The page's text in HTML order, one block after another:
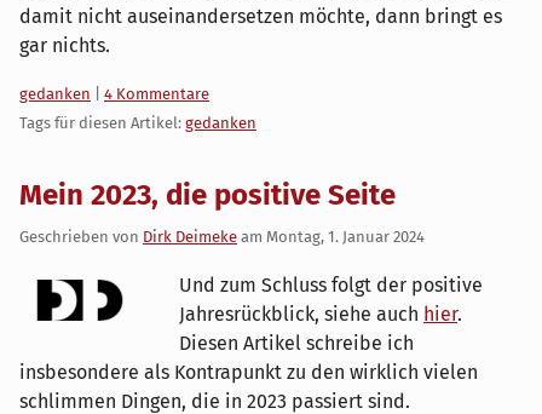
damit nicht auseinandersetzen möchte, dann bringt es
gar nichts.
Kategorien:
gedanken
4 Kommentare
Tags für diesen Artikel: gedanken
Mein 2023, die positive Seite
Geschrieben von Dirk Deimeke am Montag, 1. Januar 2024
Und zum Schluss folgt der positive
Jahresrückblick, siehe auch hier.
Diesen Artikel schreibe ich
insbesondere als Kontrapunkt zu den wirklich vielen
schlimmen Dingen, die in 2023 passiert sind.